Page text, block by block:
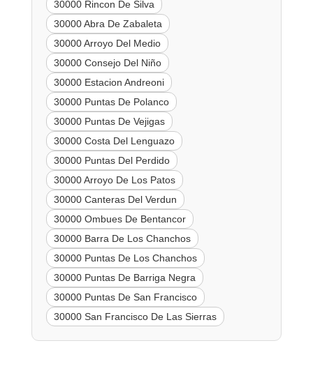
30000 Rincon De Silva
30000 Abra De Zabaleta
30000 Arroyo Del Medio
30000 Consejo Del Niño
30000 Estacion Andreoni
30000 Puntas De Polanco
30000 Puntas De Vejigas
30000 Costa Del Lenguazo
30000 Puntas Del Perdido
30000 Arroyo De Los Patos
30000 Canteras Del Verdun
30000 Ombues De Bentancor
30000 Barra De Los Chanchos
30000 Puntas De Los Chanchos
30000 Puntas De Barriga Negra
30000 Puntas De San Francisco
30000 San Francisco De Las Sierras